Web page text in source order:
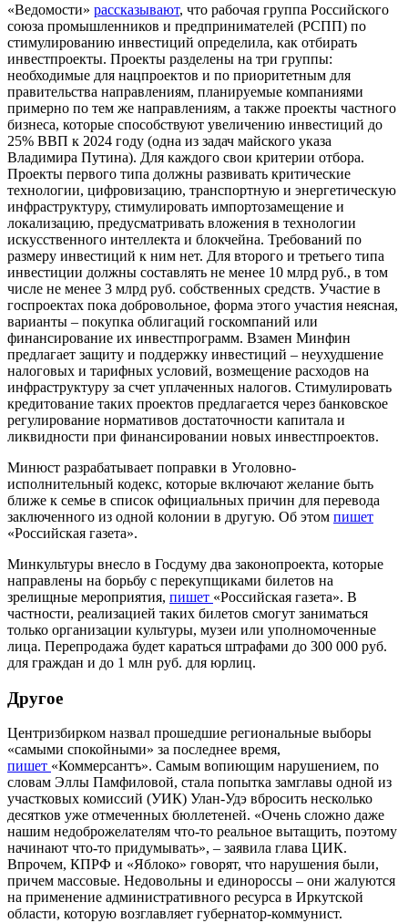
«Ведомости» рассказывают, что рабочая группа Российского
союза промышленников и предпринимателей (РСПП) по
стимулированию инвестиций определила, как отбирать
инвестпроекты. Проекты разделены на три группы:
необходимые для нацпроектов и по приоритетным для
правительства направлениям, планируемые компаниями
примерно по тем же направлениям, а также проекты частного
бизнеса, которые способствуют увеличению инвестиций до
25% ВВП к 2024 году (одна из задач майского указа
Владимира Путина). Для каждого свои критерии отбора.
Проекты первого типа должны развивать критические
технологии, цифровизацию, транспортную и энергетическую
инфраструктуру, стимулировать импортозамещение и
локализацию, предусматривать вложения в технологии
искусственного интеллекта и блокчейна. Требований по
размеру инвестиций к ним нет. Для второго и третьего типа
инвестиции должны составлять не менее 10 млрд руб., в том
числе не менее 3 млрд руб. собственных средств. Участие в
госпроектах пока добровольное, форма этого участия неясная,
варианты – покупка облигаций госкомпаний или
финансирование их инвестпрограмм. Взамен Минфин
предлагает защиту и поддержку инвестиций – неухудшение
налоговых и тарифных условий, возмещение расходов на
инфраструктуру за счет уплаченных налогов. Стимулировать
кредитование таких проектов предлагается через банковское
регулирование нормативов достаточности капитала и
ликвидности при финансировании новых инвестпроектов.
Минюст разрабатывает поправки в Уголовно-
исполнительный кодекс, которые включают желание быть
ближе к семье в список официальных причин для перевода
заключенного из одной колонии в другую. Об этом пишет
«Российская газета».
Минкультуры внесло в Госдуму два законопроекта, которые
направлены на борьбу с перекупщиками билетов на
зрелищные мероприятия, пишет «Российская газета». В
частности, реализацией таких билетов смогут заниматься
только организации культуры, музеи или уполномоченные
лица. Перепродажа будет караться штрафами до 300 000 руб.
для граждан и до 1 млн руб. для юрлиц.
Другое
Центризбирком назвал прошедшие региональные выборы
«самыми спокойными» за последнее время,
пишет «Коммерсантъ». Самым вопиющим нарушением, по
словам Эллы Памфиловой, стала попытка замглавы одной из
участковых комиссий (УИК) Улан-Удэ вбросить несколько
десятков уже отмеченных бюллетеней. «Очень сложно даже
нашим недоброжелателям что-то реальное вытащить, поэтому
начинают что-то придумывать», – заявила глава ЦИК.
Впрочем, КПРФ и «Яблоко» говорят, что нарушения были,
причем массовые. Недовольны и единороссы – они жалуются
на применение административного ресурса в Иркутской
области, которую возглавляет губернатор-коммунист.